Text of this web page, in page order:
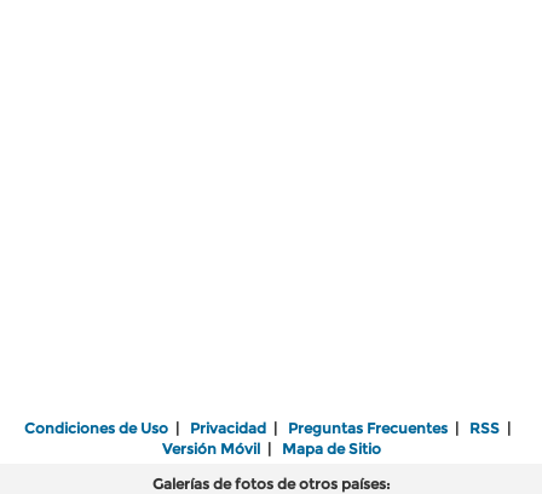
Condiciones de Uso | Privacidad | Preguntas Frecuentes | RSS |
Versión Móvil| Mapa de Sitio
Galerías de fotos de otros países: